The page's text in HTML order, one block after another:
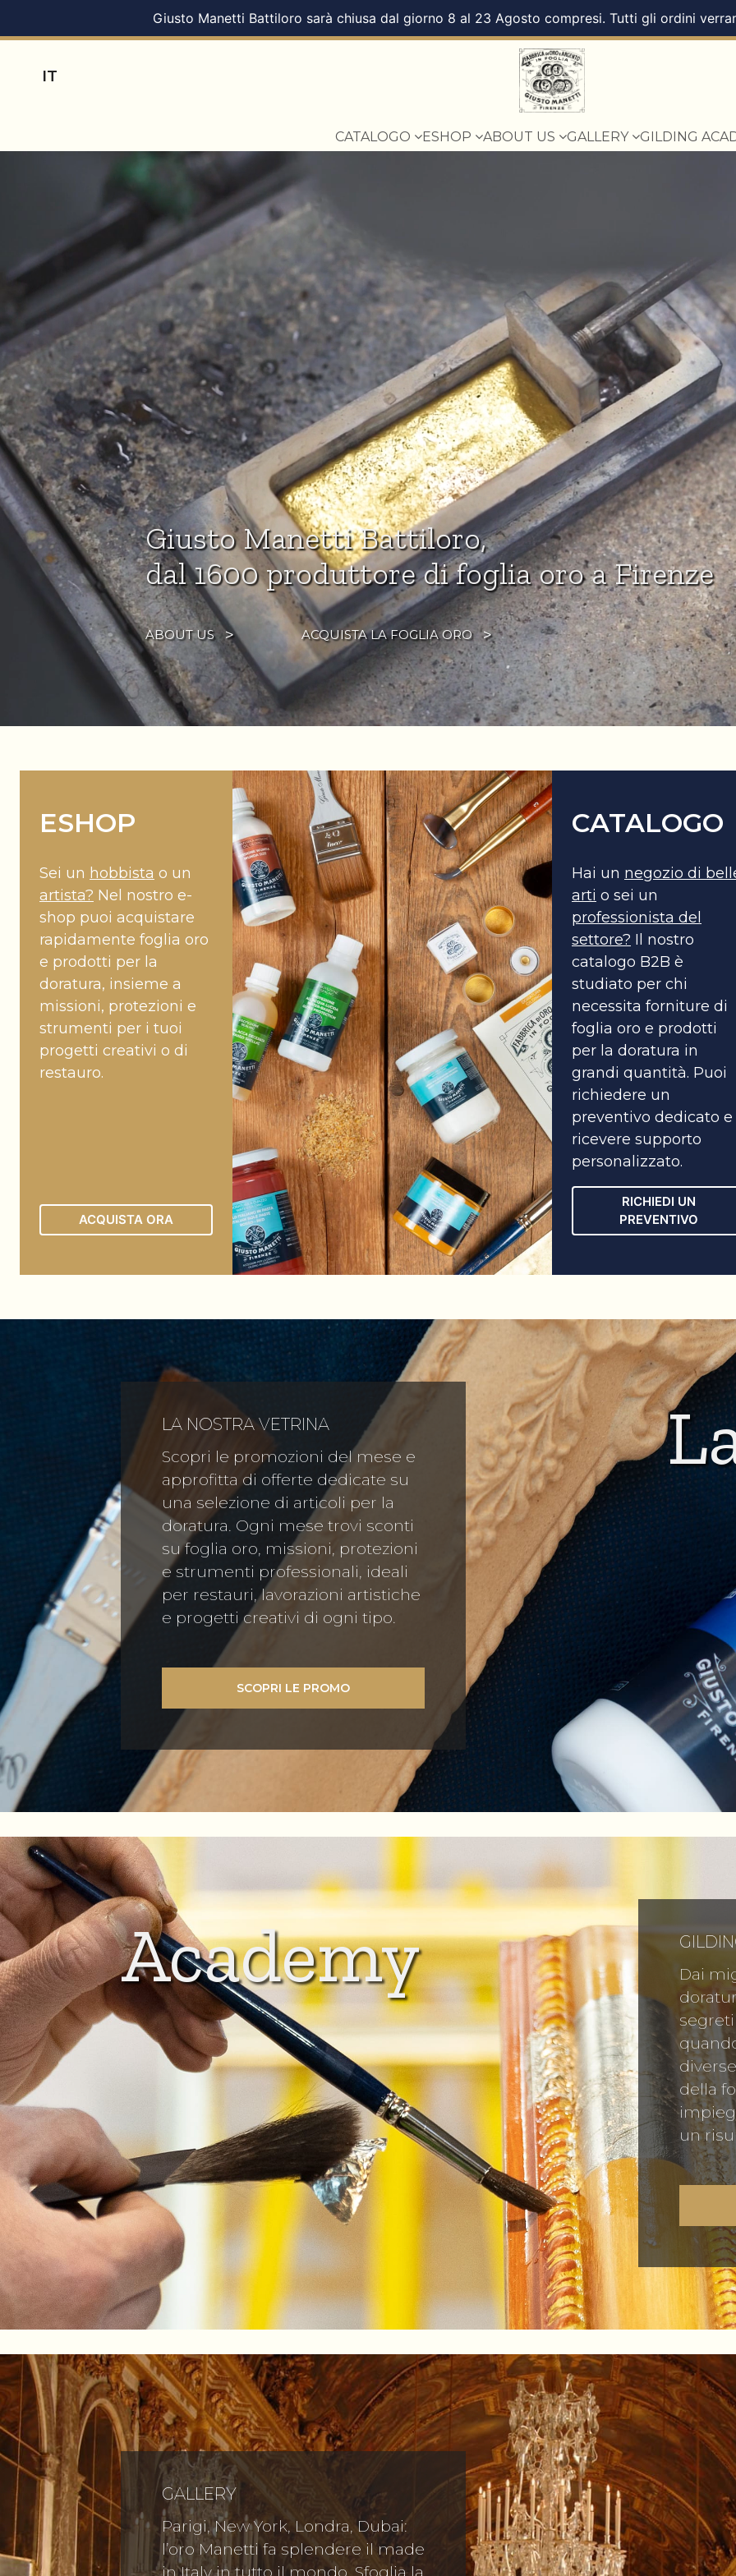
Giusto Manetti Battiloro sarà chiusa dal giorno 8 al 23 Agosto compresi. Tutti gli ordini
IT
CATALOGO ESHOP ABOUT US GALLERY GILDING
Giusto Manetti Battiloro,
dal 1600 produttore di foglia oro a Firenze
ABOUT US ACQUISTA LA FOGLIA ORO
CATALOGO
Hai un negozio di
arti o sei un
professionista del
settore? Il nostro
catalogo B2B è
studiato per chi
necessita forniture di
foglia oro e prodotti
per la doratura in
grandi quantità. Puoi
richiedere un
preventivo dedicato e
ricevere supporto
personalizzato.
RICHIEDI UN
PREVENTIVO
ESHOP
Sei un hobbista o un
artista? Nel nostro e-
shop puoi acquistare
rapidamente foglia oro
e prodotti per la
doratura, insieme a
missioni, protezioni e
strumenti per i tuoi
progetti creativi o di
restauro.
ACQUISTA ORA
LA NOSTRA VETRINA
Scopri le promozioni del mese e
approfitta di offerte dedicate su
una selezione di articoli per la
doratura. Ogni mese trovi sconti
su foglia oro, missioni, protezioni
e strumenti professionali, ideali
per restauri, lavorazioni artistiche
e progetti creativi di ogni tipo.
SCOPRI LE PROMO
Academy
Dai
della
un
GALLERY
Parigi, New York, Londra, Dubai:
l’oro Manetti fa splendere il made